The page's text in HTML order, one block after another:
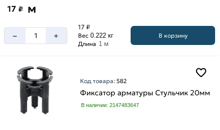
17 ₽ м
– +
17 ₽
Вес 0.222 кг
Длина 1 м
В корзину
Код товара:582
Фиксатор арматуры Стульчик 20мм
В наличии: 2147483647